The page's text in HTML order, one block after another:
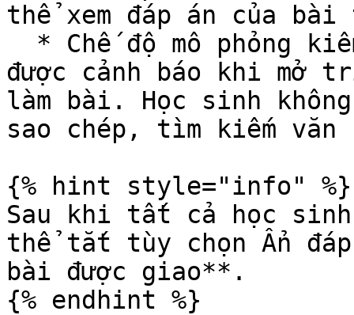
thể xem đáp án của
được cảnh báo khi
làm bài. Học sinh
sao chép, tìm kiếm văn
{% hint style="info" %}
Sau khi tất cả học
thể tắt tùy chọn Ẩn
bài được giao**.
{% endhint %}